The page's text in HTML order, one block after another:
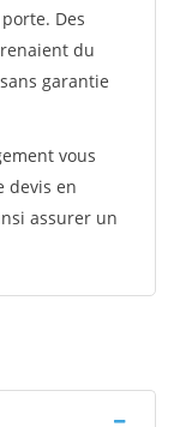
Des
du
garantie
vous
devis en
assurer un